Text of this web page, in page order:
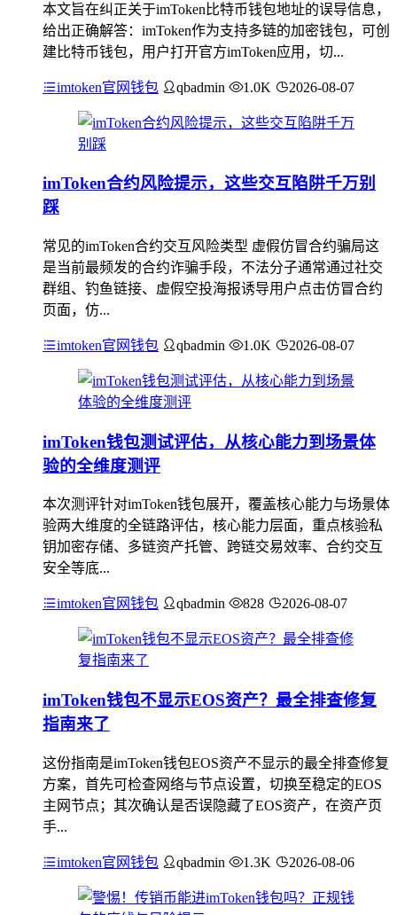
本文旨在纠正关于imToken比特币钱包地址的误导信息，
给出正确解答：imToken作为支持多链的加密钱包，可创
建比特币钱包，用户打开官方imToken应用，切...
imtoken官网钱包 qbadmin 1.0K 2026-08-07
imToken合约风险提示，这些交互陷阱千万别
踩
常见的imToken合约交互风险类型 虚假仿冒合约骗局这
是当前最频发的合约诈骗手段，不法分子通常通过社交
群组、钓鱼链接、虚假空投海报诱导用户点击仿冒合约
页面，仿...
imtoken官网钱包 qbadmin 1.0K 2026-08-07
imToken钱包测试评估，从核心能力到场景体
验的全维度测评
本次测评针对imToken钱包展开，覆盖核心能力与场景体
验两大维度的全链路评估，核心能力层面，重点核验私
钥加密存储、多链资产托管、跨链交易效率、合约交互
安全等底...
imtoken官网钱包 qbadmin 828 2026-08-07
imToken钱包不显示EOS资产？最全排查修复
指南来了
这份指南是imToken钱包EOS资产不显示的最全排查修复
方案，首先可检查网络与节点设置，切换至稳定的EOS
主网节点；其次确认是否误隐藏了EOS资产，在资产页
手...
imtoken官网钱包 qbadmin 1.3K 2026-08-06